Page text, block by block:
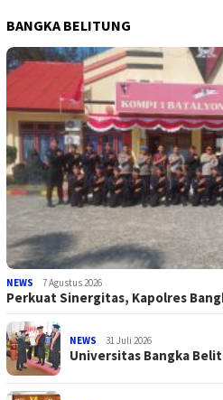
BANGKA BELITUNG
NEWS 7 Agustus 2026
Perkuat Sinergitas, Kapolres
NEWS 31 Juli 2026
Universitas Bangka